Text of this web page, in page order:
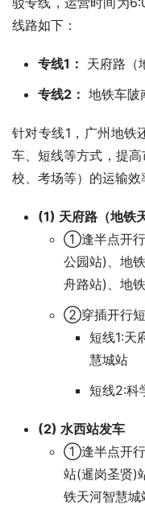
线路如下：
专线1： 天府路
专线2： 地铁车
针对专线1，广州地铁
车、短线等方式，提
校、考场等）的运输效
(1) 天府路（地铁
①逢半点开行
公园站)、地
舟路站)、地
②穿插开行
短线1:天
慧城站
短线2:科
(2) 水西站发车
①逢半点开行
站(暹岗圣贤)
铁天河智慧